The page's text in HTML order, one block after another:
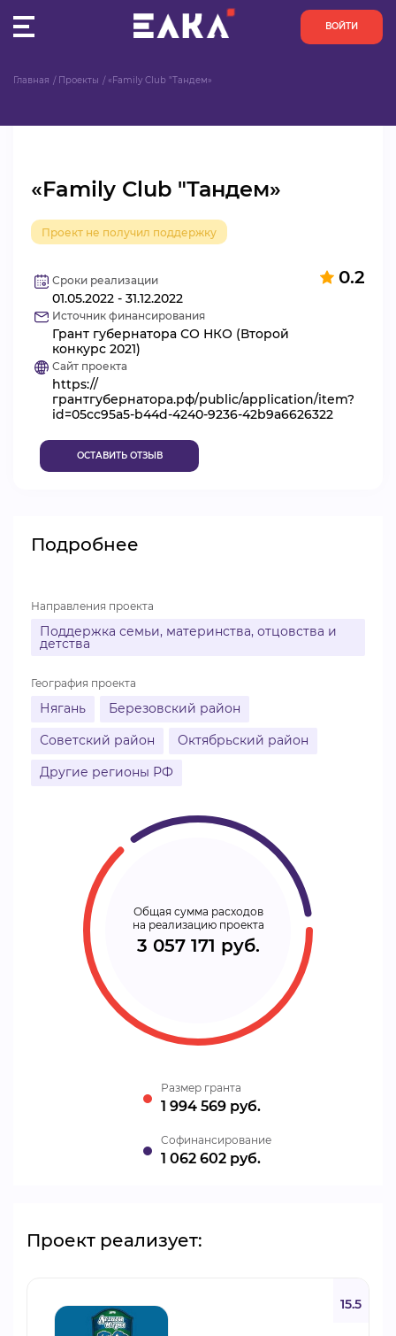
ВОЙТИ
ОРГАНИЗАЦИИ
АКТИВИСТЫ
ПРОЕКТЫ
АНАЛИТИКА
БАЗА ЗНАНИЙ
ВИДЕОКУРСЫ
Главная Проекты «Family Club "Тандем»
«Family Club "Тандем»
Проект не получил поддержку
0.2
Сроки реализации
01.05.2022 - 31.12.2022
Источник финансирования
Грант губернатора СО НКО (Второй
конкурс 2021)
Сайт проекта
https://
грантгубернатора.рф/public/application/item?
id=05cc95a5-b44d-4240-9236-42b9a6626322
ОСТАВИТЬ ОТЗЫВ
Подробнее
Направления проекта
Поддержка семьи, материнства, отцовства и
детства
География проекта
Нягань
Березовский район
Советский район
Октябрьский район
Другие регионы РФ
Общая сумма расходов
на реализацию проекта
3 057 171 руб.
Размер гранта
1 994 569 руб.
Cофинансирование
1 062 602 руб.
Проект реализует:
15.5